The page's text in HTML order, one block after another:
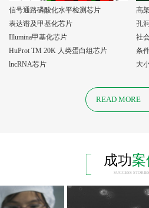
信号通路磷酸化水平检测芯片
表达谱及甲基化芯片
Illumina甲基化芯片
HuProt TM 20K 人类蛋白组芯片
lncRNA芯片
高
社
大
READ MORE
成功案
SUCCESS STORIES